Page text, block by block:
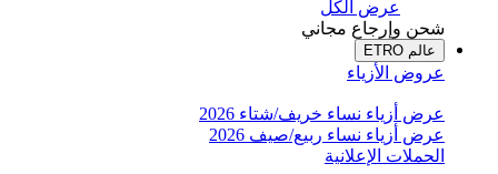
عرض الكل
شحن وإرجاع مجاني
عالم ETRO
عروض الأزياء
عرض أزياء نساء خريف/شتاء 2026
عرض أزياء نساء ربيع/صيف 2026
الحملات الإعلانية